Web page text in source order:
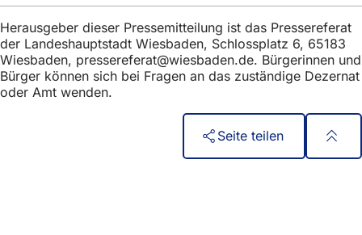
Herausgeber dieser Pressemitteilung ist das Pressereferat
der Landeshauptstadt Wiesbaden, Schlossplatz 6, 65183
Wiesbaden, pressereferat wiesbaden de. Bürgerinnen und
Bürger können sich bei Fragen an das zuständige Dezernat
oder Amt wenden.
Seite teilen